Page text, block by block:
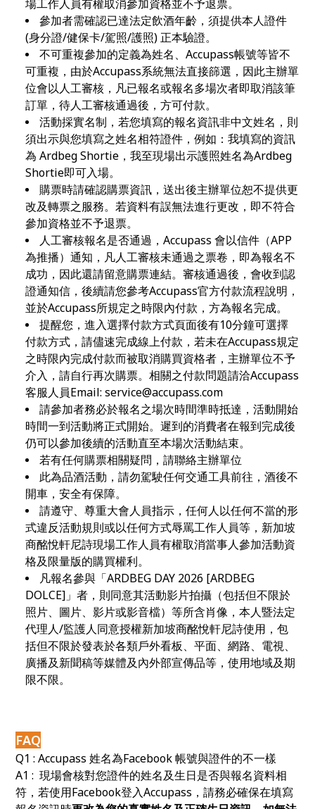
場工作人員有權取消參加資格並不予退票。
參加者需確認已達法定飲酒年齡，須提供本人證件
(身分證/健保卡/駕照/護照) 正本驗證。
不可重複參加的定義為姓名、Accupass帳號等皆不
可重複，由於Accupass系統無法直接篩選，因此主辦單
位會以人工審核，凡已報名或報名多場次者即取消該筆
訂單，待人工審核通過後，方可付款。
活動採實名制，若您填寫的報名資訊非中文姓名，則
須出示與您填寫之姓名相符證件，例如：我填寫的資訊
為 Ardbeg Shortie，我至現場出示護照姓名為Ardbeg
Shortie即可入場。
購票時請確認購票資訊，送出後主辦單位恕不提供更
改及轉票之服務。若資料有誤無法進行更改，即不符合
參加資格並不予退票。
人工審核報名是否通過，Accupass 會以信件（APP
為推播）通知，凡人工審核未通過之票卷，即為報名不
成功，因此還請留意購票連結。審核通過後，會收到認
證通知信，後續請您參考Accupass官方付款流程說明，
並於Accupass所規定之時限內付款，方為報名完成。
提醒您，進入選擇付款方式頁面後有10分鐘可選擇
付款方式，請儘速完成線上付款，若未在Accupass規定
之時限內完成付款而被取消購買資格者，主辦單位不予
介入，請自行再次購票。相關之付款問題請洽Accupass
客服人員Email:service@accupass.com
請參加者務必於報名之場次時間準時抵達，活動開始
時間一到活動將正式開始。遲到的消費者在報到完成後
仍可以參加後續的活動直至本場次活動結束。
若有任何購票相關疑問，請聯絡主辦單位
此為品酒活動，請勿駕駛任何交通工具前往，酒後不
開車，安全有保障。
請遵守、尊重大會人員指示，任何人以任何不當的形
式違反活動規則或以任何方式辱罵工作人員等，新加坡
商酩悅軒尼詩現場工作人員有權取消當事人參加活動資
格及限量版的購買權利。
凡報名參與「ARDBEG DAY 2026 [ARDBEG
DOLCE] 」者，則同意其活動影片拍攝（包括但不限於
照片、圖片、影片或影音檔）等所含肖像，本人暨法定
代理人/監護人同意授權新加坡商酩悅軒尼詩使用，包
括但不限於發表於各類戶外看板、平面、網路、電視、
廣播及新聞稿等媒體及內外部宣傳品等，使用地域及期
限不限。
FAQ
Q1 : Accupass姓名為Facebook 帳號與證件的不一樣
A1 : 現場會核對您證件的姓名及生日是否與報名資料相
符，若使用Facebook登入Accupass，請務必確保在填寫